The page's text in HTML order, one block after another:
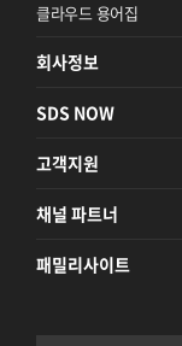
클라우드 용어집
회사정보
SDS NOW
고객지원
채널 파트너
패밀리사이트